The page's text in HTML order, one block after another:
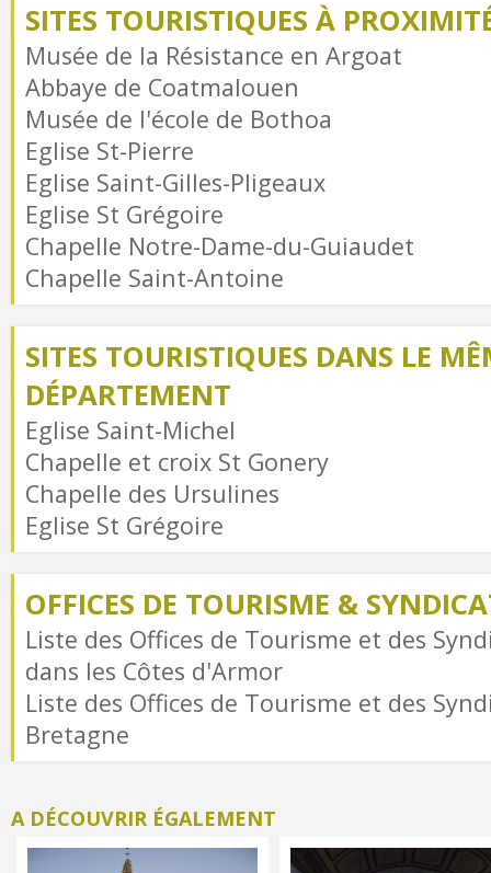
SITES TOURISTIQUES À
Musée de la Résistance en Argoat
Abbaye de Coatmalouen
Musée de l'école de Bothoa
Eglise St-Pierre
Eglise Saint-Gilles-Pligeaux
Eglise St Grégoire
Chapelle Notre-Dame-du-Guiaudet
Chapelle Saint-Antoine
SITES TOURISTIQUES DANS LE
DÉPARTEMENT
Eglise Saint-Michel
Chapelle et croix St Gonery
Chapelle des Ursulines
Eglise St Grégoire
OFFICES DE TOURISME &
Liste des Offices de Tourisme et des
dans les Côtes d'Armor
Liste des Offices de Tourisme et des
Bretagne
A DÉCOUVRIR ÉGALEMENT